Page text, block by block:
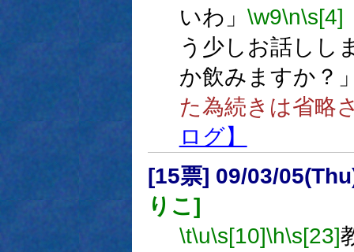
いわ」 \w9\n\s[4]
う少しお話しし
か飲みますか？
た為続きは省略
ログ】
[15票] 09/03/
りこ]
\t\u\s[10]\h\s[23]